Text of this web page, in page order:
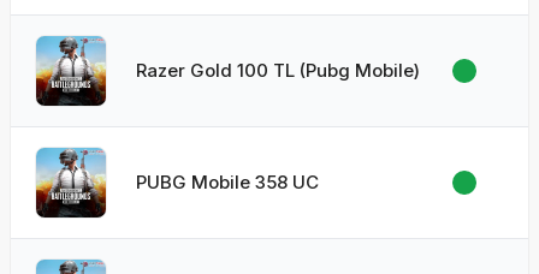
Razer Gold 100 TL (Pubg Mobile)
PUBG Mobile 358 UC